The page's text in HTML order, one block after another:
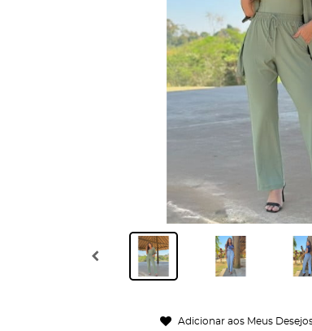
Adicionar aos Meus